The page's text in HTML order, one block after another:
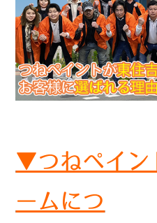
▼つねペイン
ームにつ